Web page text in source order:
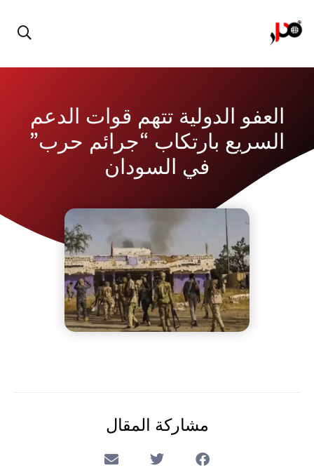
العفو الدولية تتهم قوات الدعم
السريع بارتكاب “جرائم حرب”
في السودان
مشاركة المقال